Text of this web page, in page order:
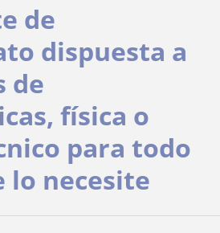
de
dispuesta a
de
física o
para todo
lo necesite